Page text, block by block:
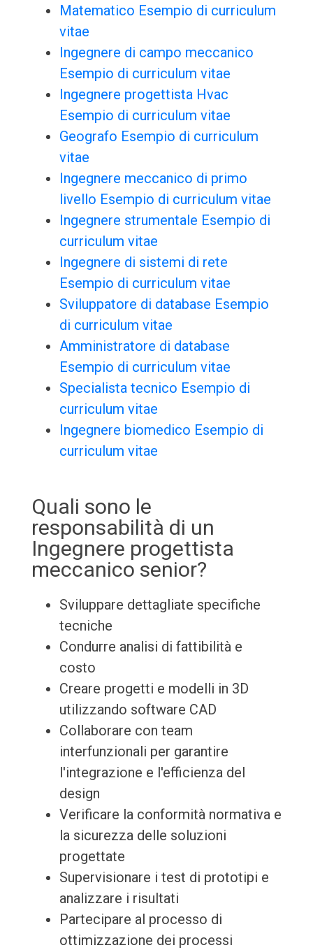
Matematico Esempio di curriculum
vitae
Ingegnere di campo meccanico
Esempio di curriculum vitae
Ingegnere progettista Hvac
Esempio di curriculum vitae
Geografo Esempio di curriculum
vitae
Ingegnere meccanico di primo
livello Esempio di curriculum vitae
Ingegnere strumentale Esempio di
curriculum vitae
Ingegnere di sistemi di rete
Esempio di curriculum vitae
Sviluppatore di database Esempio
di curriculum vitae
Amministratore di database
Esempio di curriculum vitae
Specialista tecnico Esempio di
curriculum vitae
Ingegnere biomedico Esempio di
curriculum vitae
Quali sono le
responsabilità di un
Ingegnere progettista
meccanico senior?
Sviluppare dettagliate specifiche
tecniche
Condurre analisi di fattibilità e
costo
Creare progetti e modelli in 3D
utilizzando software CAD
Collaborare con team
interfunzionali per garantire
l'integrazione e l'efficienza del
design
Verificare la conformità normativa e
la sicurezza delle soluzioni
progettate
Supervisionare i test di prototipi e
analizzare i risultati
Partecipare al processo di
ottimizzazione dei processi